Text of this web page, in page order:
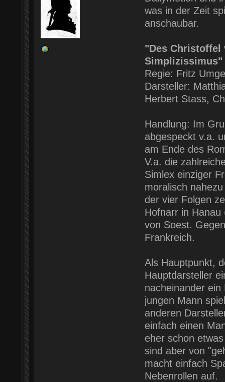
was in der Zeit
anschaubar.
"Des Christoffel
Simplizissimus"
Regie: Fritz
Darsteller:
Herbert Stass,
Handlung: Im
abgespeckt v.a.
am Ende des
V.a. die
Simlex einziger
moralisch
der vier Folgen
Hofnarr in
von Soest.
Frankreich.
Als Hauptpunkt,
Hauptdarsteller
nacheinander
jungen Mann
anderen
einfach einen
eher schon
sind aber von
macht einfach
Nebenrollen auf.